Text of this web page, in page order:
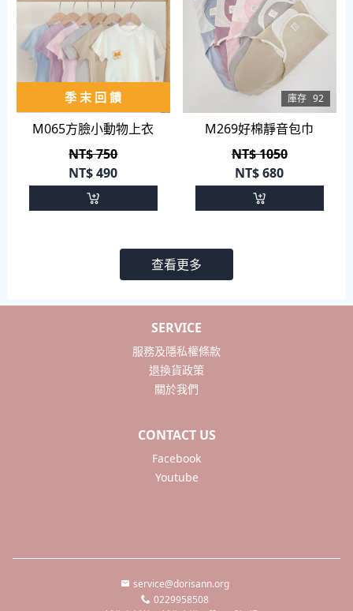
庫存
季 末 回 饋
M065方臉小動物上衣
NT$ 750
NT$490
庫存 92
M269好棉靜音包巾
NT$ 1050
NT$680
查看更多
SERVICE
服務及隱私權條款
退換貨政策
關於我們
CONTACT US
Facebook
Youtube
service@dorisann.org
0229958508